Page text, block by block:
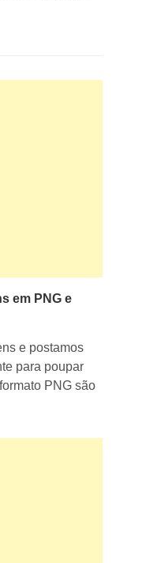
em PNG e
e postamos
para poupar
PNG são